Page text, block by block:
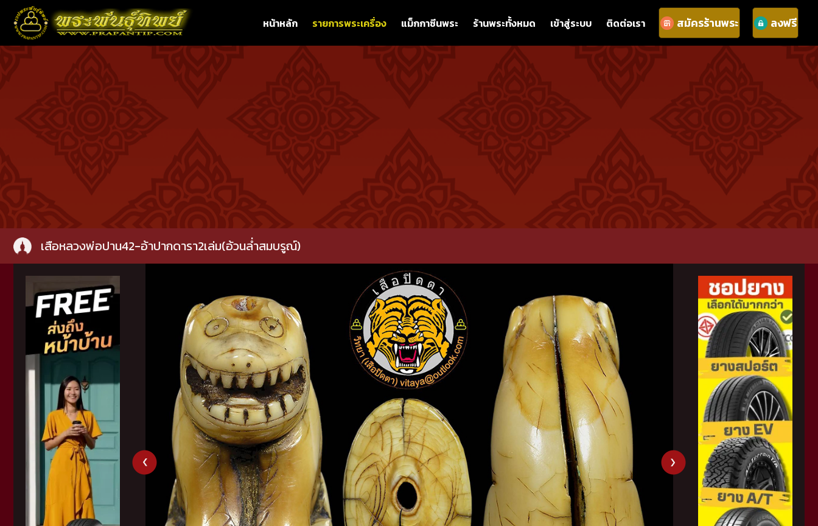
หน้าหลัก รายการพระเครื่อง แม็กกาซีนพระ ร้านพระทั้งหมด เข้าสู่ระบบ ติดต่อเรา สมัครร้านพระ ลงฟรี
เสือหลวงพ่อปาน42-อ้าปากดารา2เล่ม(อ้วนล่ำสมบรูณ์)